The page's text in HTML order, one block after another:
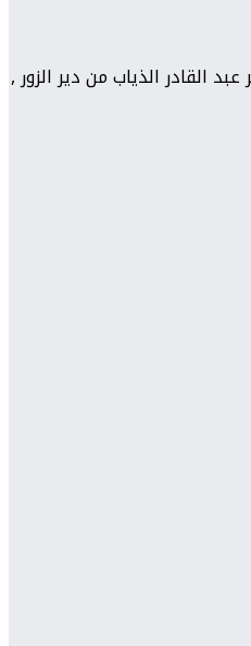
القادر الذياب من دير الزور ,